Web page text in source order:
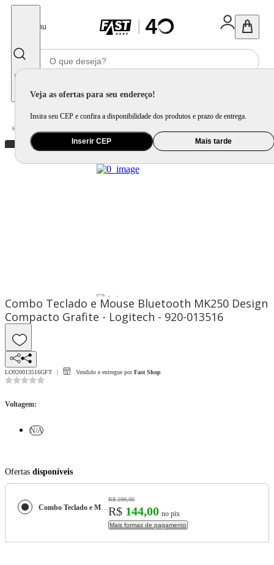
Menu
Veja as ofertas para seu endereço!
Insira seu CEP e confira a disponibilidade dos produtos e prazo de entrega.
Inserir CEP Mais tarde
Home
Combo Teclado e Mouse Bluetooth MK250 Design
Compacto Grafite - Logitech - 920-013516
LO920013516GFT Vendido e entregue por Fast Shop
Voltagem:
N/A
Ofertas disponíveis
Combo Teclado e Mouse Bluetooth MK250 Design Compacto Grafite - Logitech - 920-013516
R$ 299,00
R$ 144,00 no pix
Mais formas de pagamento